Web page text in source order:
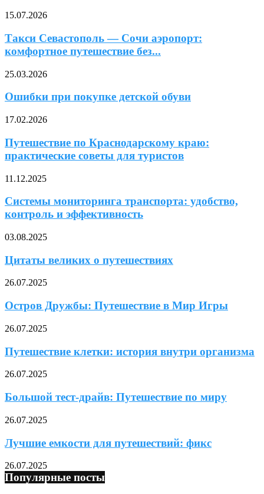
15.07.2026
Такси Севастополь — Сочи аэропорт:
комфортное путешествие без...
25.03.2026
Ошибки при покупке детской обуви
17.02.2026
Путешествие по Краснодарскому краю:
практические советы для туристов
11.12.2025
Системы мониторинга транспорта: удобство,
контроль и эффективность
03.08.2025
Цитаты великих о путешествиях
26.07.2025
Остров Дружбы: Путешествие в Мир Игры
26.07.2025
Путешествие клетки: история внутри организма
26.07.2025
Большой тест-драйв: Путешествие по миру
26.07.2025
Лучшие емкости для путешествий: фикс
26.07.2025
Популярные посты